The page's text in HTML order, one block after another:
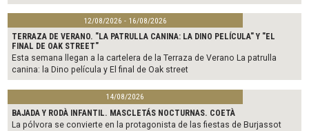
12/08/2026 - 16/08/2026
TERRAZA DE VERANO. "LA PATRULLA CANINA: LA DINO PELÍCULA" Y "EL
FINAL DE OAK STREET"
Esta semana llegan a la cartelera de la Terraza de Verano La patrulla
canina: la Dino película y El final de Oak street
14/08/2026
BAJADA Y RODÀ INFANTIL. MASCLETÁS NOCTURNAS. COETÀ
La pólvora se convierte en la protagonista de las fiestas de Burjassot